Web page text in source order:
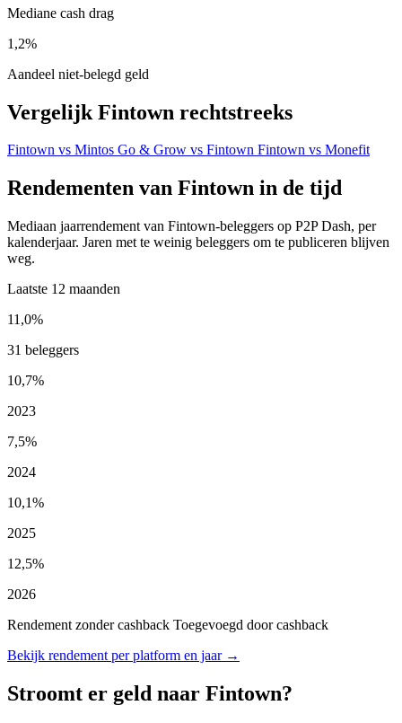
Mediane cash drag
1,2%
Aandeel niet-belegd geld
Vergelijk Fintown rechtstreeks
Fintown vs Mintos Go & Grow vs Fintown Fintown vs Monefit
Rendementen van Fintown in de tijd
Mediaan jaarrendement van Fintown-beleggers op P2P Dash, per
kalenderjaar. Jaren met te weinig beleggers om te publiceren blijven
weg.
Laatste 12 maanden
11,0%
31 beleggers
10,7%
2023
7,5%
2024
10,1%
2025
12,5%
2026
Rendement zonder cashback Toegevoegd door cashback
Bekijk rendement per platform en jaar →
Stroomt er geld naar Fintown?